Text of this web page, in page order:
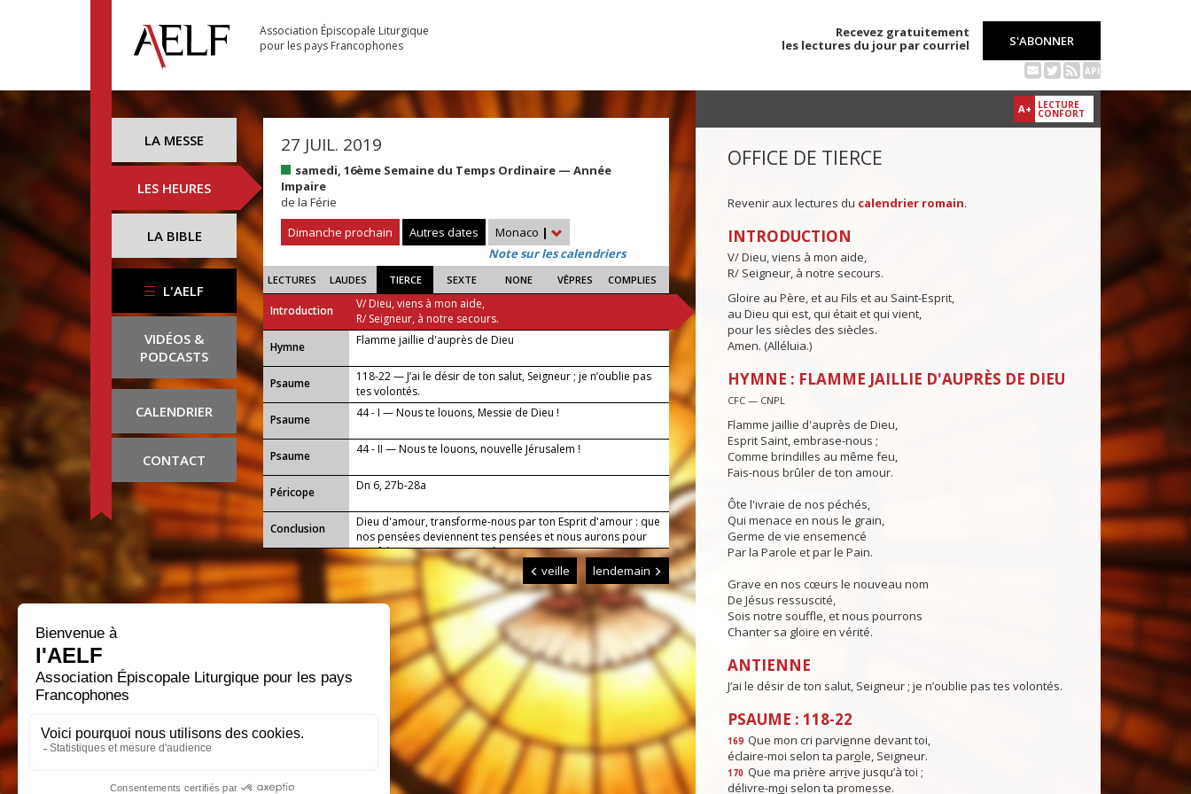
Association Épiscopale Liturgique
pour les pays Francophones
Recevez gratuitement
les lectures du jour par courriel
S'ABONNER
API
LA MESSE
LES HEURES
LA BIBLE
L'AELF
VIDÉOS &
PODCASTS
CALENDRIER
CONTACT
27 JUIL. 2019
samedi, 16ème Semaine du Temps Ordinaire — Année
Impaire
de la Férie
Dimanche prochain
Autres dates Monaco |
Note sur les calendriers
LECTURES LAUDES TIERCE SEXTE NONE VÊPRES COMPLIES
Introduction
V/ Dieu, viens à mon aide,
R/ Seigneur, à notre secours.
...
Hymne Flamme jaillie d'auprès de Dieu
Psaume
118-22 — J’ai le désir de ton salut, Seigneur ; je n’oublie pas
tes volontés.
Psaume
44 - I — Nous te louons, Messie de Dieu !
Psaume 44 - II — Nous te louons, nouvelle Jérusalem !
Péricope Dn 6, 27b-28a
Conclusion
Dieu d'amour, transforme-nous par ton Esprit d'amour : que
nos pensées deviennent tes pensées et nous aurons pour
nos frères et pour toi un même amour.
veille lendemain
A+ LECTURE
CONFORT
OFFICE DE TIERCE
Revenir aux lectures du calendrier romain.
INTRODUCTION
V/ Dieu, viens à mon aide,
R/ Seigneur, à notre secours.
Gloire au Père, et au Fils et au Saint-Esprit,
au Dieu qui est, qui était et qui vient,
pour les siècles des siècles.
Amen. (Alléluia.)
HYMNE : FLAMME JAILLIE D'AUPRÈS DE DIEU
CFC — CNPL
Flamme jaillie d'auprès de Dieu,
Esprit Saint, embrase-nous ;
Comme brindilles au même feu,
Fais-nous brûler de ton amour.
Ôte l'ivraie de nos péchés,
Qui menace en nous le grain,
Germe de vie ensemencé
Par la Parole et par le Pain.
Grave en nos cœurs le nouveau nom
De Jésus ressuscité,
Sois notre souffle, et nous pourrons
Chanter sa gloire en vérité.
ANTIENNE
J’ai le désir de ton salut, Seigneur ; je n’oublie pas tes volontés.
PSAUME : 118-22
169 Que mon cri parvienne devant toi,
éclaire-moi selon ta parole, Seigneur.
170 Que ma prière arrive jusqu’à toi ;
délivre-moi selon ta promesse.